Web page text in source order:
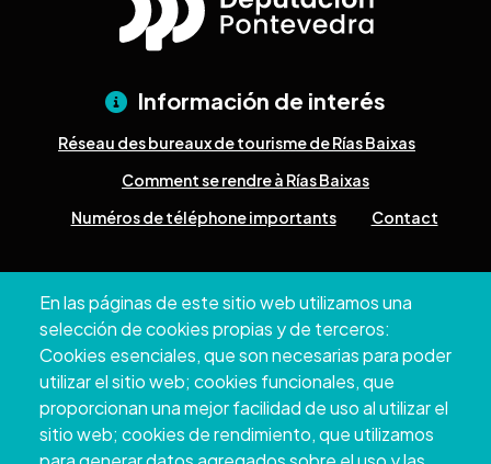
En las páginas de este sitio web utilizamos una
selección de cookies propias y de terceros:
Cookies esenciales, que son necesarias para poder
utilizar el sitio web; cookies funcionales, que
proporcionan una mejor facilidad de uso al utilizar el
sitio web; cookies de rendimiento, que utilizamos
Información de interés
Réseau des bureaux de tourisme de Rías Baixas
Comment se rendre à Rías Baixas
Numéros de téléphone importants
Contact
Pontevedra
+34 986 804 100 | +34 986 804 124